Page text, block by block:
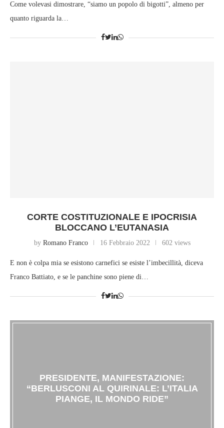
Come volevasi dimostrare, “siamo un popolo di bigotti”, almeno per
quanto riguarda la…
CORTE COSTITUZIONALE E IPOCRISIA
BLOCCANO L’EUTANASIA
by Romano Franco 16 Febbraio 2022 602 views
E non è colpa mia se esistono carnefici se esiste l’imbecillità, diceva
Franco Battiato, e se le panchine sono piene di…
PRESIDENTE, MANIFESTAZIONE:
“BERLUSCONI AL QUIRINALE: L’ITALIA
PIANGE, IL MONDO RIDE”